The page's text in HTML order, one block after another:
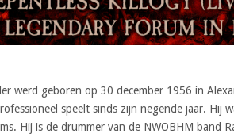
werd geboren op 30 december 1956 in
speelt sinds zijn negende jaar. Hij
Hij is de drummer van de NWOBHM band